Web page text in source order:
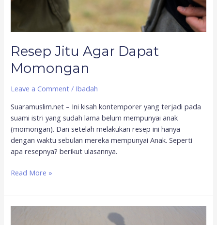
Resep Jitu Agar Dapat
Momongan
Leave a Comment / Ibadah
Suaramuslim.net – Ini kisah kontemporer yang terjadi pada
suami istri yang sudah lama belum mempunyai anak
(momongan). Dan setelah melakukan resep ini hanya
dengan waktu sebulan mereka mempunyai Anak. Seperti
apa resepnya? berikut ulasannya.
Read More »